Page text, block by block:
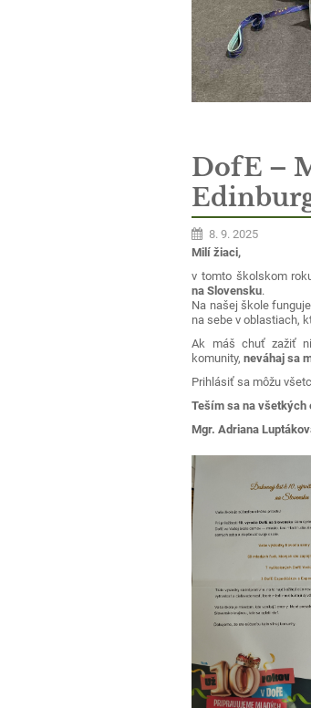
DofE –
8. 9. 2025
Milí žiaci,
v tomto školskom
na Slovensku.
Na našej škole
na sebe v oblastiach,
Ak máš chuť zažiť
komunity,neváhaj sa
Prihlásiť sa môžu
Teším sa na všetkých
Mgr. Adriana